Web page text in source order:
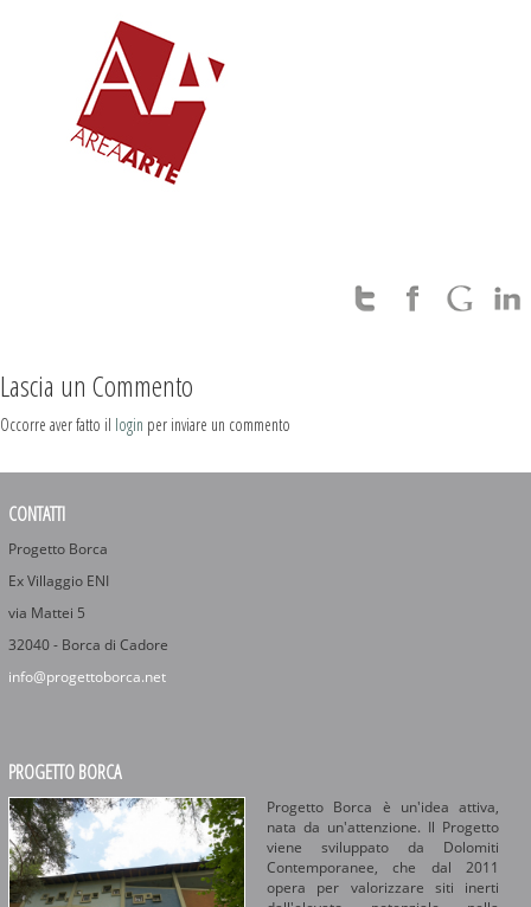
Lascia un Commento
Occorre aver fatto il login per inviare un commento
CONTATTI
Progetto Borca
Ex Villaggio ENI
via Mattei 5
32040 - Borca di Cadore
info@progettoborca.net
PROGETTO BORCA
Progetto Borca è un'idea attiva,
nata da un'attenzione. Il Progetto
viene sviluppato da Dolomiti
Contemporanee, che dal 2011
opera per valorizzare siti inerti